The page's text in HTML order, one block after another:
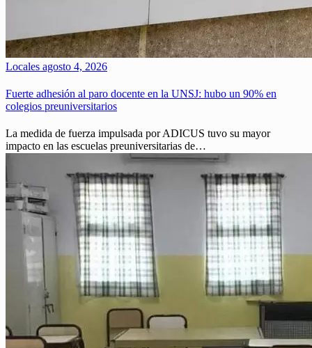
Locales agosto 4, 2026
Fuerte adhesión al paro docente en la UNSJ: hubo un 90% en
colegios preuniversitarios
La medida de fuerza impulsada por ADICUS tuvo su mayor
impacto en las escuelas preuniversitarias de…